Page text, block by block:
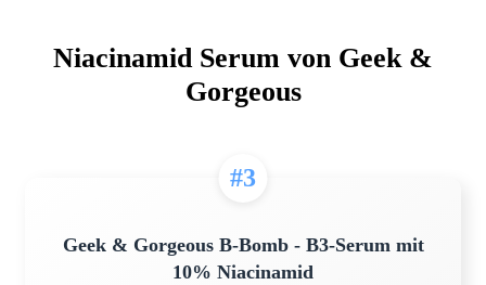
Niacinamid Serum von Geek &
Gorgeous
#3
Geek & Gorgeous B-Bomb - B3-Serum mit
10% Niacinamid